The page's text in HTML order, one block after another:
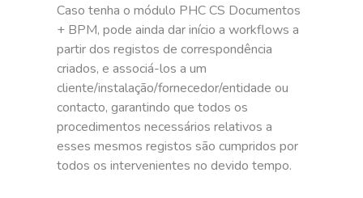
Caso tenha o módulo PHC CS Documentos
+ BPM, pode ainda dar início a workflows a
partir dos registos de correspondência
criados, e associá-los a um
cliente/instalação/fornecedor/entidade ou
contacto, garantindo que todos os
procedimentos necessários relativos a
esses mesmos registos são cumpridos por
todos os intervenientes no devido tempo.